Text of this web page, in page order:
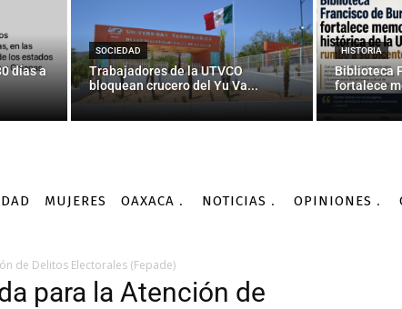
días a
SOCIEDAD
Trabajadores de la UTVCO
bloquean crucero del Yu Va...
HISTORIA
Biblioteca
fortalece
MUJERES OAXACA NOTICIAS OPINIONES
de Delitos Electorales (Fepade)
para la Atención de